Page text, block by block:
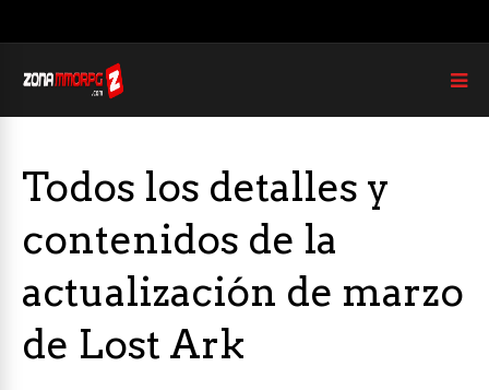
Todos los detalles y
contenidos de la
actualización de marzo
de Lost Ark